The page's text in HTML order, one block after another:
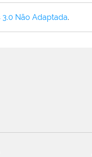
Não Adaptada.